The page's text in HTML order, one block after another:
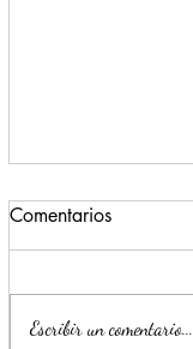
Comentarios
Escribir un comentario...